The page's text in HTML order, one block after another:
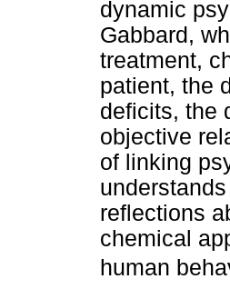
dynamic
Gabbard,
treatment,
patient, the
deficits, the
objective
of linking
reflections
chemical
human